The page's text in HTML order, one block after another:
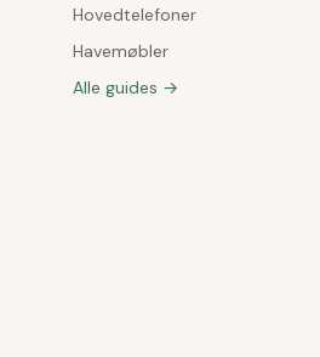
Hovedtelefoner
Havemøbler
Alle guides →